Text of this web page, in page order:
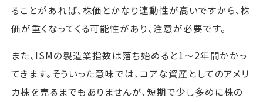
ることがあれば、株価とかなり連動性が高いですから、株
価が重くなってくる可能性があり、注意が必要です。
また、ISMの製造業指数は落ち始めると1～2年間かかっ
てきます。そういった意味では、コアな資産としてのアメリ
カ株を売るまでもありませんが、短期で少し多めに株の